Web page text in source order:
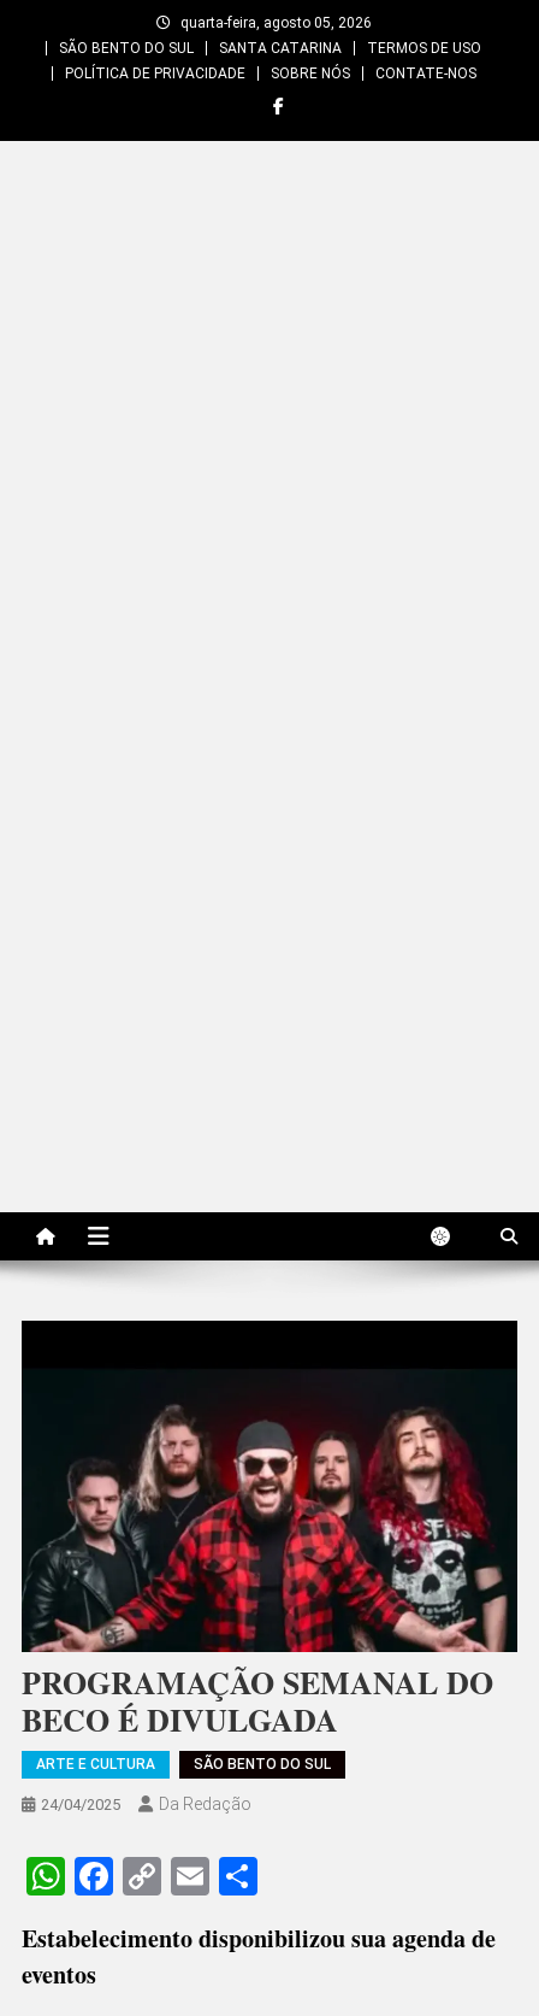
quarta-feira, agosto 05, 2026
SÃO BENTO DO SUL
SANTA CATARINA
TERMOS DE USO
POLÍTICA DE PRIVACIDADE
SOBRE NÓS CONTATE-NOS
PROGRAMAÇÃO SEMANAL DO
BECO É DIVULGADA
ARTE E CULTURA SÃO BENTO DO SUL
24/04/2025 Da Redação
WhatsApp
Facebook
CopyEmailShare
Estabelecimento disponibilizou sua agenda de
eventos